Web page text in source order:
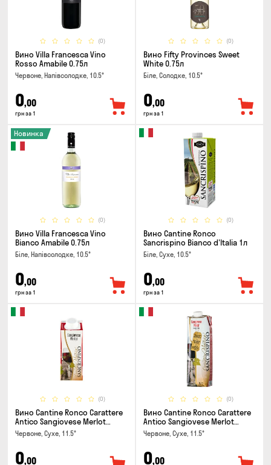
(0)
Вино Villa Francesca Vino
Rosso Amabile 0.75л
Червоне, Напівсолодке, 10.5°
0,00
грн за 1
(0)
Вино Fifty Provinces Sweet
White 0.75л
Біле, Солодке, 10.5°
0,00
грн за 1
(0)
Новинка
Вино Villa Francesca Vino
Bianco Amabile 0.75л
Біле, Напівсолодке, 10.5°
0,00
грн за 1
(0)
Вино Cantine Ronco
Sancrispino Bianco d'Italia 1л
Біле, Сухе, 10.5°
0,00
грн за 1
(0)
Вино Cantine Ronco Carattere
Antico Sangiovese Merlot
Rubicone IGT 0.25л
Червоне, Сухе, 11.5°
0,00
(0)
Вино Cantine Ronco Carattere
Antico Sangiovese Merlot
Rubicone IGT 1л
Червоне, Сухе, 11.5°
0,00